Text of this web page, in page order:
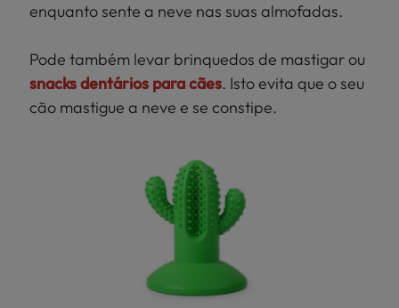
enquanto sente a neve nas suas almofadas.
Pode também levar brinquedos de mastigar ou
snacks dentários para cães. Isto evita que o seu
cão mastigue a neve e se constipe.